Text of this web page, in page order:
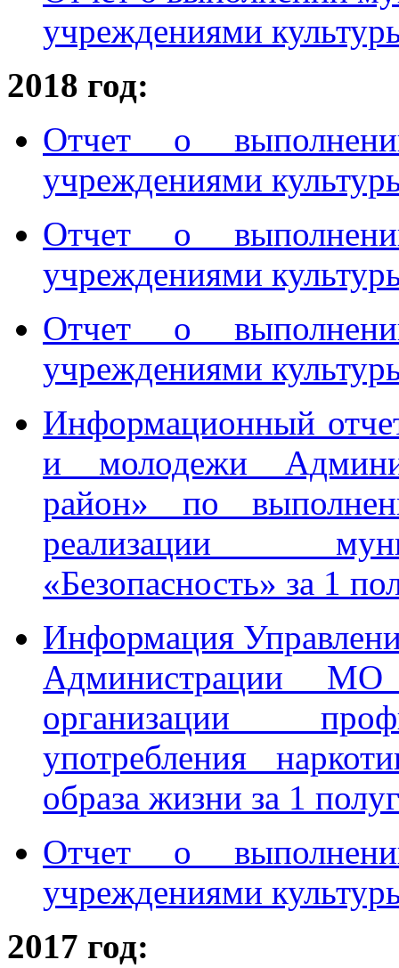
учреждениями
2018 год:
Отчет о
учреждениями
Отчет о
учреждениями
Отчет о
учреждениями
Информационный
и молодежи
район» по
реализации
«Безопасность» за 1
Информация
Администрации
организации
употребления
образа жизни за 1
Отчет о
учреждениями
2017 год: